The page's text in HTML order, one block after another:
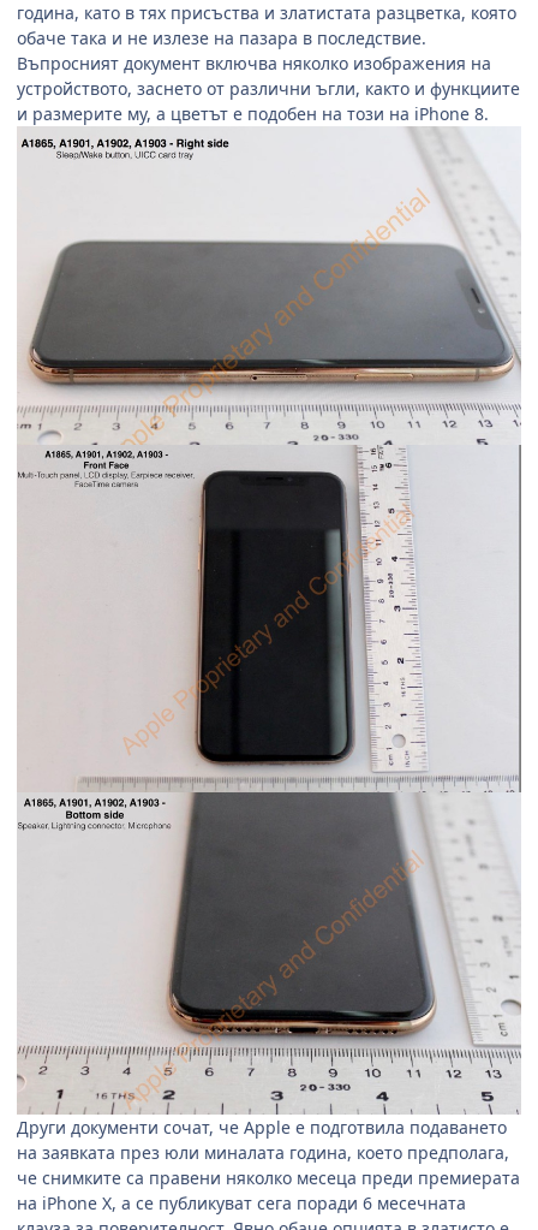
година, като в тях присъства и златистата разцветка, която
обаче така и не излезе на пазара в последствие.
Въпросният документ включва няколко изображения на
устройството, заснето от различни ъгли, както и функциите
и размерите му, а цветът е подобен на този на iPhone 8.
Други документи сочат, че Apple е подготвила подаването
на заявката през юли миналата година, което предполага,
че снимките са правени няколко месеца преди премиерата
на iPhone X, а се публикуват сега поради 6 месечната